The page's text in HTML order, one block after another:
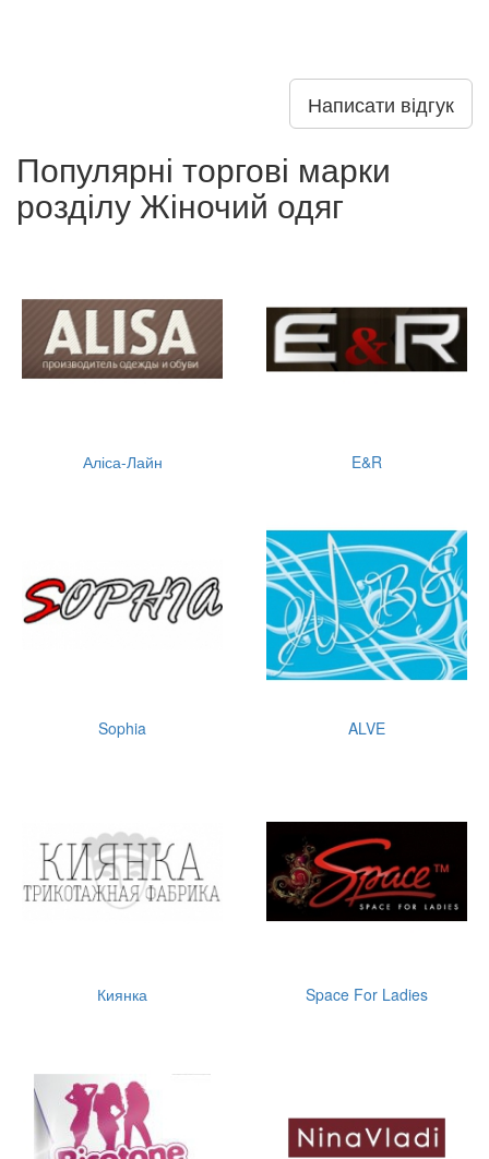
Написати відгук
Популярні торгові марки
розділу Жіночий одяг
Аліса-Лайн E&R
Sophia ALVE
Киянка Space For Ladies